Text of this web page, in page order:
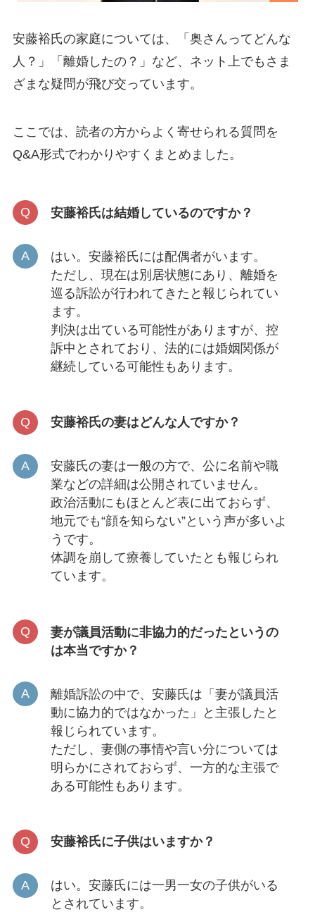
安藤裕氏の家庭については、「奥さんってどんな
人？」「離婚したの？」など、ネット上でもさま
ざまな疑問が飛び交っています。
ここでは、読者の方からよく寄せられる質問を
Q&A形式でわかりやすくまとめました。
安藤裕氏は結婚しているのですか？
はい。安藤裕氏には配偶者がいます。
ただし、現在は別居状態にあり、離婚を
巡る訴訟が行われてきたと報じられてい
ます。
判決は出ている可能性がありますが、控
訴中とされており、法的には婚姻関係が
継続している可能性もあります。
安藤裕氏の妻はどんな人ですか？
安藤氏の妻は一般の方で、公に名前や職
業などの詳細は公開されていません。
政治活動にもほとんど表に出ておらず、
地元でも“顔を知らない”という声が多いよ
うです。
体調を崩して療養していたとも報じられ
ています。
妻が議員活動に非協力的だったというの
は本当ですか？
離婚訴訟の中で、安藤氏は「妻が議員活
動に協力的ではなかった」と主張したと
報じられています。
ただし、妻側の事情や言い分については
明らかにされておらず、一方的な主張で
ある可能性もあります。
安藤裕氏に子供はいますか？
はい。安藤氏には一男一女の子供がいる
とされています。